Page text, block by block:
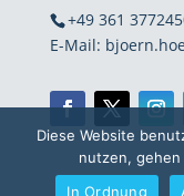
+49 361
E-Mail:
Diese Website
nutzen, gehen
In Ordnung